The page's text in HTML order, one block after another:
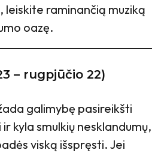
leiskite raminančią muziką
oazę.
– rugpjūčio 22)
galimybę pasireikšti
kyla smulkių nesklandumų,
viską išspręsti. Jei